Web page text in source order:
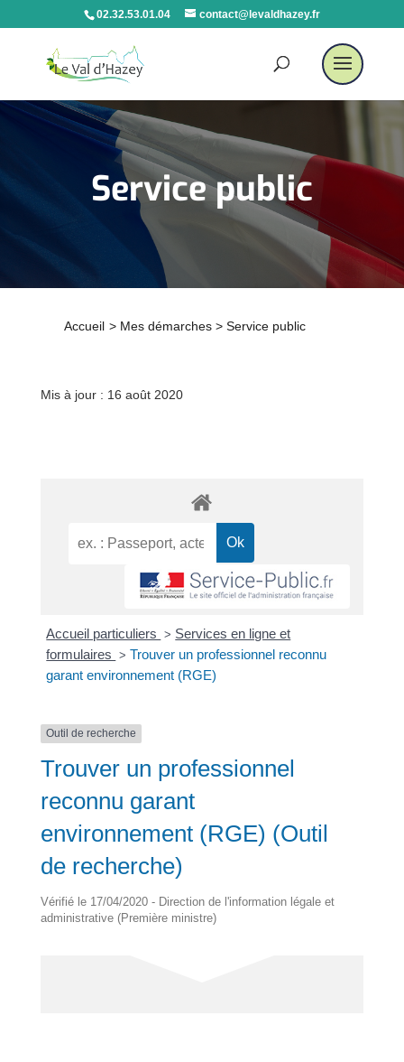
02.32.53.01.04 contact@levaldhazey.fr
Service public
Accueil > Mes démarches > Service public
Mis à jour : 16 août 2020
Accueil particuliers > Services en ligne et
formulaires > Trouver un professionnel reconnu
garant environnement (RGE)
Outil de recherche
Trouver un professionnel
reconnu garant
environnement (RGE) (Outil
de recherche)
Vérifié le 17/04/2020 - Direction de l'information légale et
administrative (Première ministre)